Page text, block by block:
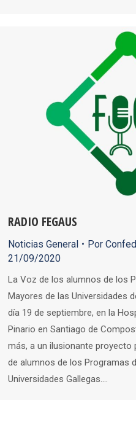
RADIO FEGAUS
Noticias General Por
21/09/2020
La Voz de los alumnos de los
Mayores de las Universidades
día 19 de septiembre, en la
Pinario en Santiago de
más, a un ilusionante proyecto
de alumnos de los Programas
Universidades Gallegas.…